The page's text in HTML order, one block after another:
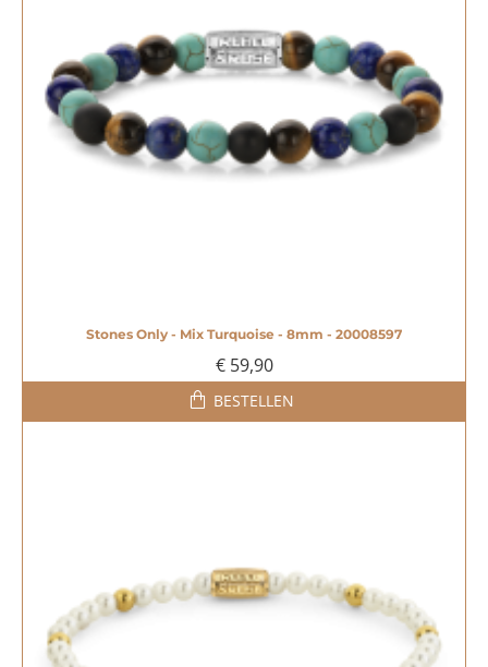
Stones Only - Mix Turquoise - 8mm - 20008597
€ 59,90
BESTELLEN